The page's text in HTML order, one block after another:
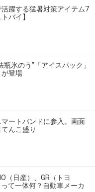
躍する猛暑対策アイテム7
バイ】
氷のう”「アイスパック」
登場
ートバンドに参入。画面
んこ盛り
（日産）、GR（トヨ
て一体何？自動車メーカ